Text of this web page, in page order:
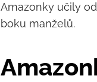
Amazonky učily
boku manželů.